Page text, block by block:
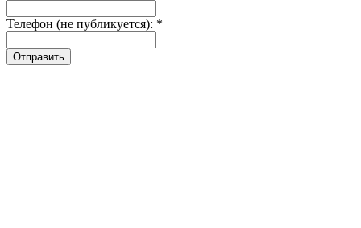
Телефон (не публикуется): *
Отправить